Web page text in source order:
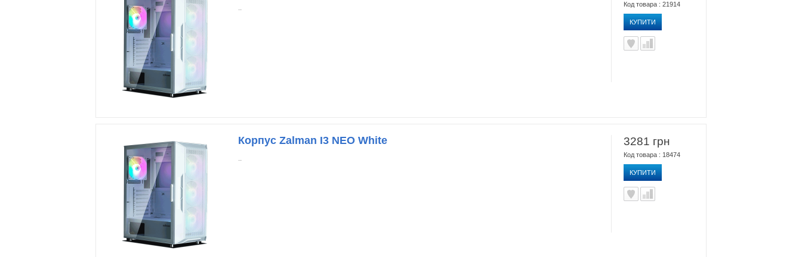
Код товара : 21914
КУПИТИ
..
3281 грн
Код товара : 18474
КУПИТИ
Корпус Zalman I3 NEO White
..